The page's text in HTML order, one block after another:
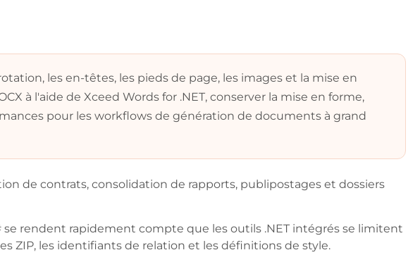
les en-têtes, les pieds de page, les images et la mise en
à l'aide de Xceed Words for .NET, conserver la mise en forme,
pour les workflows de génération de documents à grand
de contrats, consolidation de rapports, publipostages et dossiers
rendent rapidement compte que les outils .NET intégrés se limitent
ZIP, les identifiants de relation et les définitions de style.